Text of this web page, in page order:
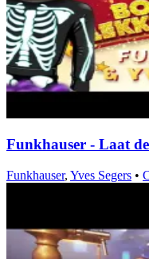
Funkhauser - Laat
Funkhauser, Yves Segers •